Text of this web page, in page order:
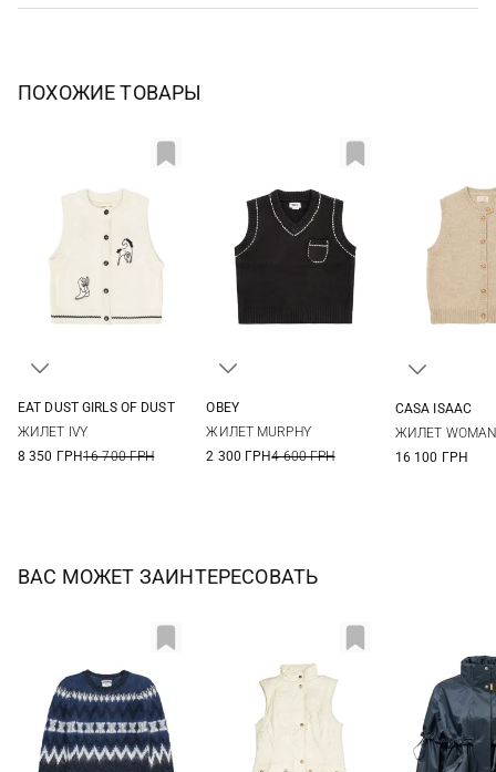
ПОХОЖИЕ ТОВАРЫ
EAT DUST GIRLS OF DUST
ЖИЛЕТ IVY
8 350 ГРН16 700 ГРН
OBEY
ЖИЛЕТ MURPHY
2 300 ГРН4 600 ГРН
CASA ISAAC
ЖИЛЕТ
16 100 ГРН
ВАС МОЖЕТ ЗАИНТЕРЕСОВАТЬ